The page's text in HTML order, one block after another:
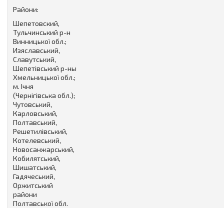
Райони:
Шепетовский,
Тульчинський р-н
Винницької обл.;
Изяславський,
Славутський,
Шепетівський р-ны
Хмельницької обл.;
м. Ічня
(Чернігівська обл.);
Чутовський,
Карловський,
Полтавський,
Решетилівський,
Котелевський,
Новосанжарський,
Кобилятський,
Шишатський,
Гадячеський,
Оржитський
райони
Полтавської обл.